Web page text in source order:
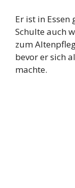
Er ist in
Schulte auch
zum
bevor er sich
machte.